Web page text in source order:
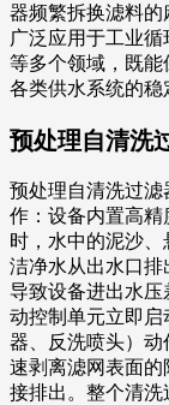
器频繁拆换滤料的
广泛应用于工业
等多个领域，既
各类供水系统的稳
预处理自清洗
预处理自清洗过滤
作：设备内置高精
时，水中的泥沙
洁净水从出水口
导致设备进出水压
动控制单元立即
器、反洗喷头）
速剥离滤网表面
接排出。整个清